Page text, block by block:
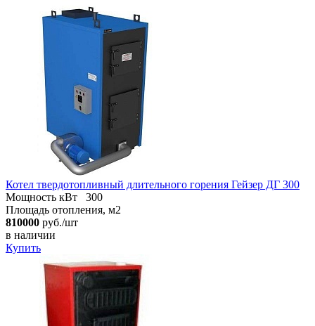
Котел твердотопливный длительного горения Гейзер ДГ 300
Мощность кВт
300
Площадь отопления, м2
810000 руб./шт
в наличии
Купить